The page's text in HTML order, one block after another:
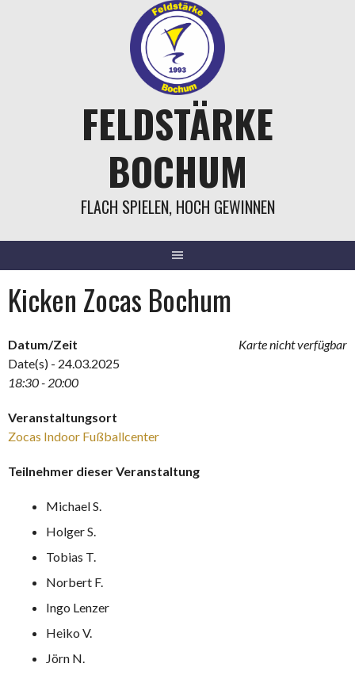
FELDSTÄRKE
BOCHUM
FLACH SPIELEN, HOCH GEWINNEN
Kicken Zocas Bochum
Karte nicht verfügbar
Datum/Zeit
Date(s) - 24.03.2025
18:30 - 20:00
Veranstaltungsort
Zocas Indoor Fußballcenter
Teilnehmer dieser Veranstaltung
Michael S.
Holger S.
Tobias T.
Norbert F.
Ingo Lenzer
Heiko V.
Jörn N.